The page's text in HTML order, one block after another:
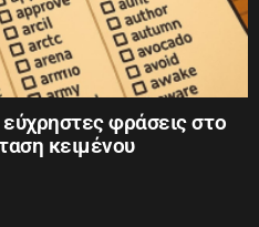
φράσεις στο
κειμένου